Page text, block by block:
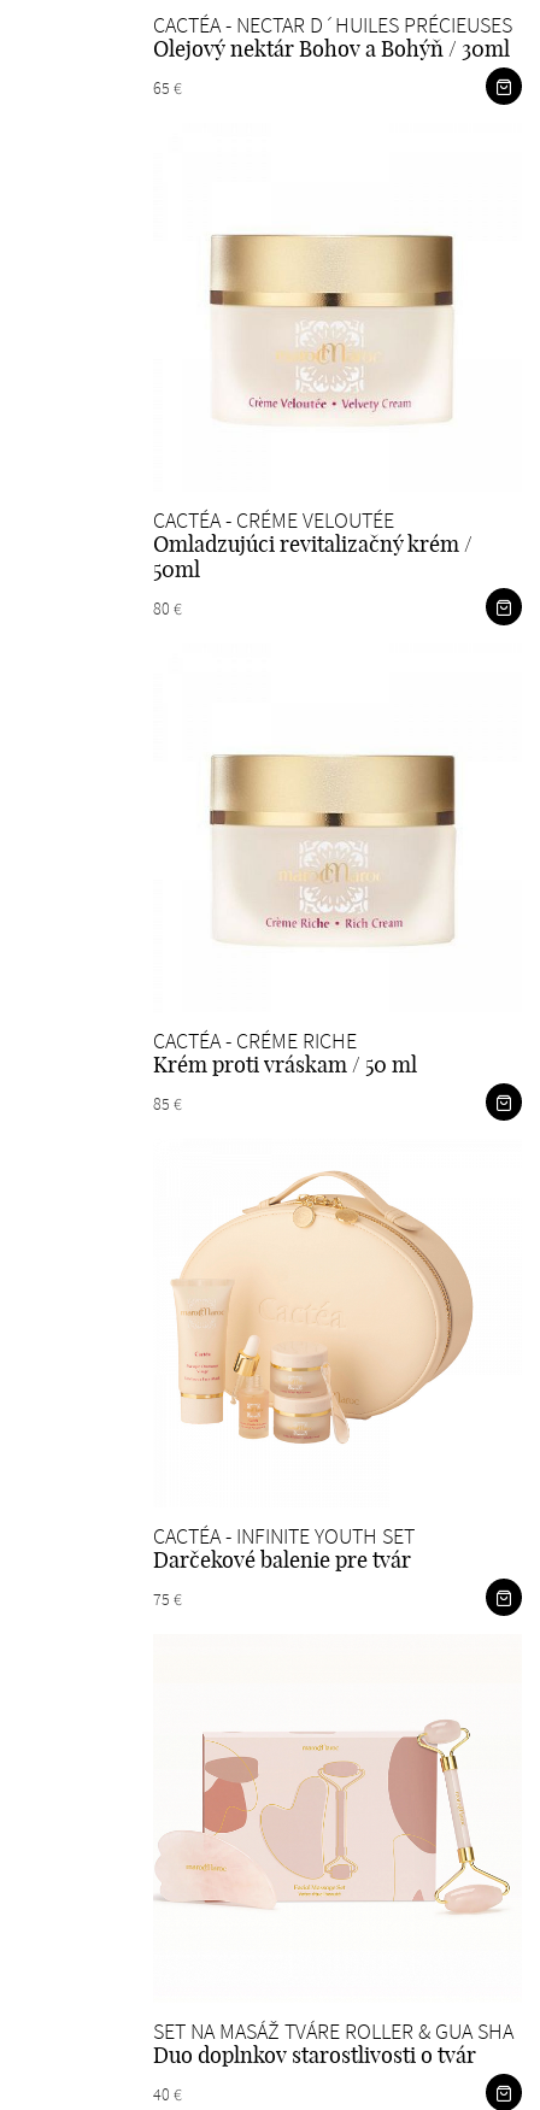
CACTÉA - NECTAR D´HUILES PRÉCIEUSES
Olejový nektár Bohov a Bohýň / 30ml
65 €
CACTÉA - CRÉME VELOUTÉE
Omladzujúci revitalizačný krém /
50ml
80 €
CACTÉA - CRÉME RICHE
Krém proti vráskam / 50 ml
85 €
CACTÉA - INFINITE YOUTH SET
Darčekové balenie pre tvár
75 €
SET NA MASÁŽ TVÁRE ROLLER & GUA SHA
Duo doplnkov starostlivosti o tvár
40 €